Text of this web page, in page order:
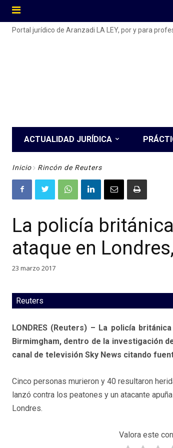
Portal jurídico de Aranzadi LA LEY, por y para
ACTUALIDAD JURÍDICA
Inicio Rincón de Reuters
La policía
ataque en
23 marzo 2017
Reuters
LONDRES (Reuters) – La policía
Birmimgham, dentro de la investigación
canal de televisión Sky News citando
Cinco personas murieron y 40 resultaron
lanzó contra los peatones y un atacante
Londres.
Valora este